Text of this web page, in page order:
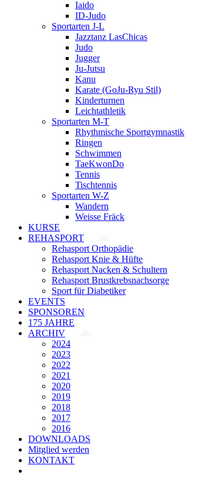
Iaido
ID-Judo
Sportarten J-L
Jazztanz LasChicas
Judo
Jugger
Ju-Jutsu
Kanu
Karate (GoJu-Ryu Stil)
Kinderturnen
Leichtathletik
Sportarten M-T
Rhythmische Sportgymnastik
Ringen
Schwimmen
TaeKwonDo
Tennis
Tischtennis
Sportarten W-Z
Wandern
Weisse Fräck
KURSE
REHASPORT
Rehasport Orthopädie
Rehasport Knie & Hüfte
Rehasport Nacken & Schultern
Rehasport Brustkrebsnachsorge
Sport für Diabetiker
EVENTS
SPONSOREN
175 JAHRE
ARCHIV
2024
2023
2022
2021
2020
2019
2018
2017
2016
DOWNLOADS
Mitglied werden
KONTAKT